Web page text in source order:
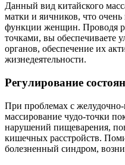
Данный вид китайского
матки и яичников, что
функции женщин. Проводя
точками, вы обеспечиваете
органов, обеспечение их
жизнедеятельности.
Регулирование
При проблемах с
массирование чудо-точки
нарушений пищеварения,
кишечных расстройств.
болезненный синдром,